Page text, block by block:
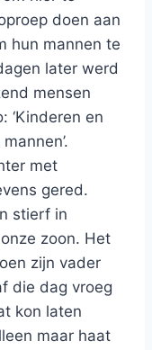
doen aan
hun mannen te
later werd
mensen
‘Kinderen en
met
gered.
stierf in
zoon. Het
zijn vader
die dag vroeg
kon laten
maar haat